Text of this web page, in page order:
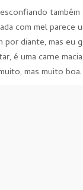
também
com mel parece
por diante, mas eu
é uma carne
mas muito boa.